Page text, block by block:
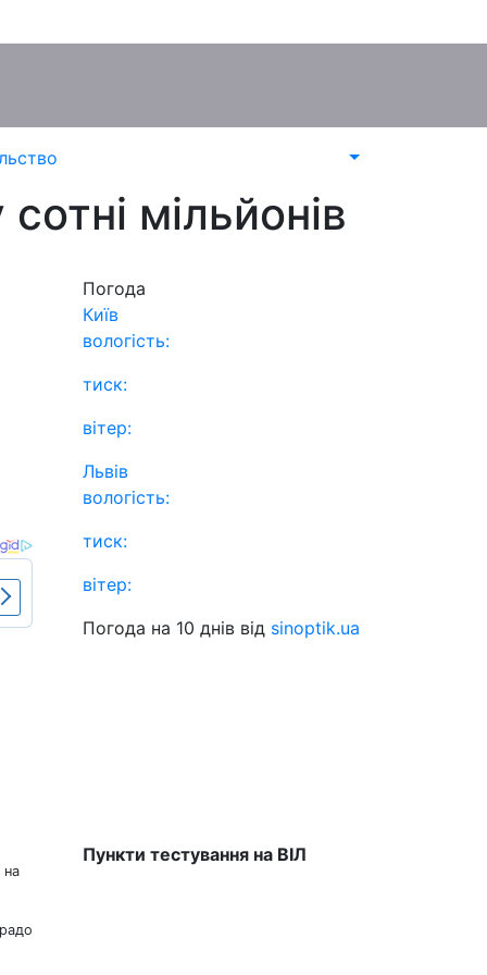
мільйонів
на
Погода
Київ
вологість:
тиск:
вітер:
Львів
вологість:
тиск:
вітер:
Погода на 10 днів від sinoptik.ua
Пункти тестування на ВІЛ